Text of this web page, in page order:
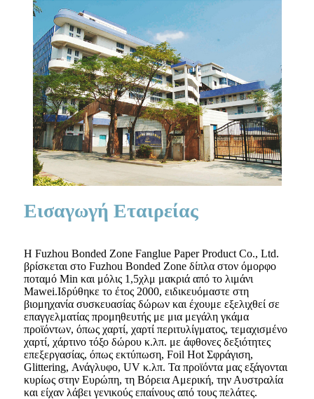
Εισαγωγή Εταιρείας
Η Fuzhou Bonded Zone Fanglue Paper Product Co., Ltd.
βρίσκεται στο Fuzhou Bonded Zone δίπλα στον όμορφο
ποταμό Min και μόλις 1,5χλμ μακριά από το λιμάνι
Mawei.Ιδρύθηκε το έτος 2000, ειδικευόμαστε στη
βιομηχανία συσκευασίας δώρων και έχουμε εξελιχθεί σε
επαγγελματίας προμηθευτής με μια μεγάλη γκάμα
προϊόντων, όπως χαρτί, χαρτί περιτυλίγματος, τεμαχισμένο
χαρτί, χάρτινο τόξο δώρου κ.λπ. με άφθονες δεξιότητες
επεξεργασίας, όπως εκτύπωση, Foil Hot Σφράγιση,
Glittering, Ανάγλυφο, UV κ.λπ. Τα προϊόντα μας εξάγονται
κυρίως στην Ευρώπη, τη Βόρεια Αμερική, την Αυστραλία
και είχαν λάβει γενικούς επαίνους από τους πελάτες.